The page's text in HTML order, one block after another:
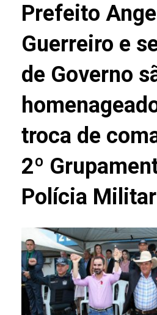
Prefeito
Guerreiro e
de Governo
troca de
2º
Polícia Militar